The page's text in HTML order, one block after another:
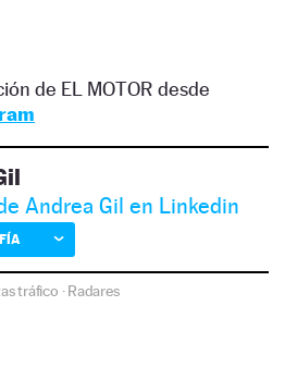
de EL MOTOR desde
Andrea Gil en Linkedin
tráfico ·Radares